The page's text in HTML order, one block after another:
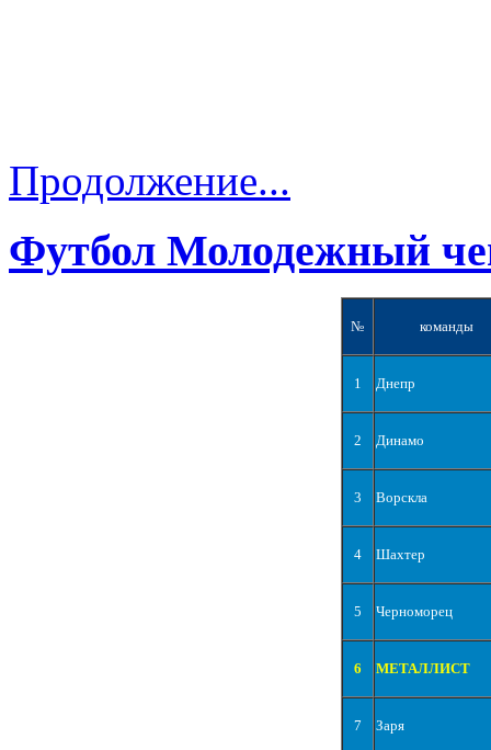
Продолжение...
Футбол Молодежный
№ команды
1 Днепр
2 Динамо
3 Ворскла
4 Шахтер
5 Черноморец
6 МЕТАЛЛИСТ
7 Заря